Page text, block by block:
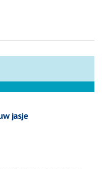
jasje